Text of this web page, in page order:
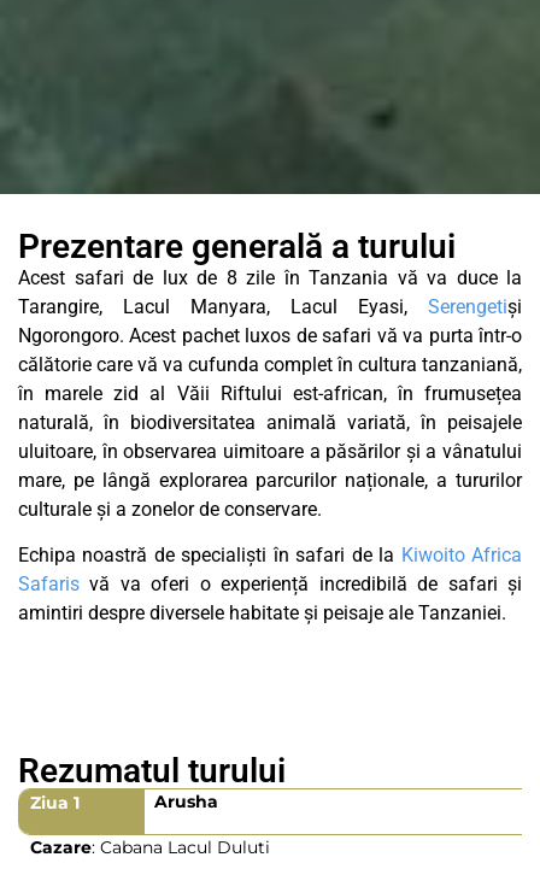
Prezentare generală a turului
Acest safari de lux de 8 zile în Tanzania vă va duce la
Tarangire, Lacul Manyara, Lacul Eyasi, Serengetiși
Ngorongoro. Acest pachet luxos de safari vă va purta într-o
călătorie care vă va cufunda complet în cultura tanzaniană,
în marele zid al Văii Riftului est-african, în frumusețea
naturală, în biodiversitatea animală variată, în peisajele
uluitoare, în observarea uimitoare a păsărilor și a vânatului
mare, pe lângă explorarea parcurilor naționale, a tururilor
culturale și a zonelor de conservare.
Echipa noastră de specialiști în safari de la Kiwoito Africa
Safaris vă va oferi o experiență incredibilă de safari și
amintiri despre diversele habitate și peisaje ale Tanzaniei.
Rezumatul turului
Ziua 1 Arusha
Cazare: Cabana Lacul Duluti